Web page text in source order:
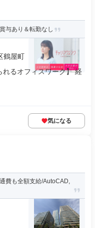
与あり＆転勤なし
鶴屋町
るオフィスワーク】 経
気になる
費も全額支給/AutoCAD,